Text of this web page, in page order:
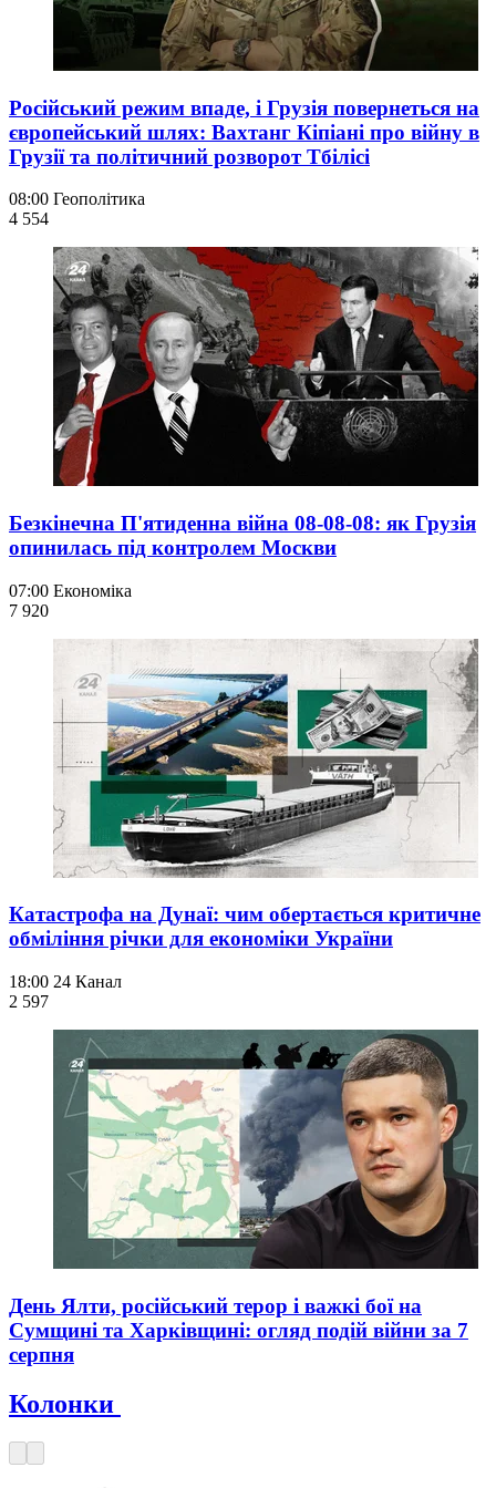
Російський режим впаде, і Грузія повернеться на
європейський шлях: Вахтанг Кіпіані про війну в
Грузії та політичний розворот Тбілісі
08:00 Геополітика
4 554
Безкінечна П'ятиденна війна 08-08-08: як Грузія
опинилась під контролем Москви
07:00 Економіка
7 920
Катастрофа на Дунаї: чим обертається критичне
обміління річки для економіки України
18:00 24 Канал
2 597
День Ялти, російський терор і важкі бої на
Сумщині та Харківщині: огляд подій війни за 7
серпня
Колонки